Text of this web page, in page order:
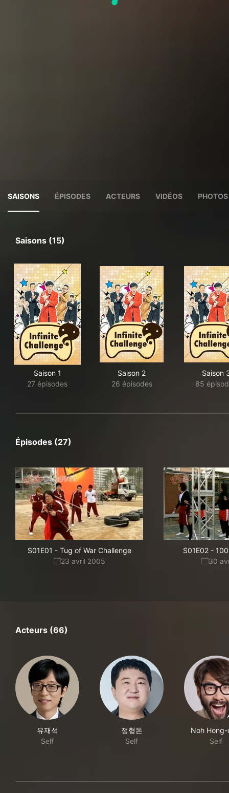
SAISONS ÉPISODES ACTEURS VIDÉOS PHOTOS
Saisons (15)
Saison 1
27 épisodes
Saison 2
26 épisodes
Saison
85
Épisodes (27)
S01E01 - Tug of War Challenge
23 avril 2005
S01E02 -
30
Acteurs (66)
유재석
Self
정형돈
Self
Noh
Self